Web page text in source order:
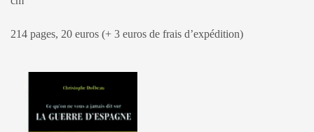
214 pages, 20 euros (+ 3 euros de frais d’expédition)